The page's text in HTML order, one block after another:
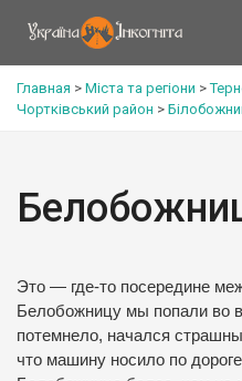
Главная > Міста та регіони >
Чортківський район >
Это — где-то посередине
Белобожницу мы попали во
потемнело, начался
что машину носило по